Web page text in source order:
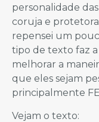
personalidade
coruja e
repensei um
tipo de texto faz
melhorar a
que eles sejam
principalmente
Vejam o texto: